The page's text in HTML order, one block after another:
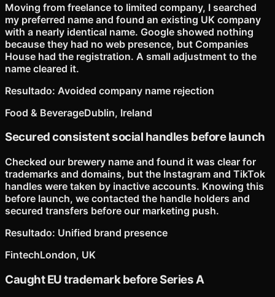
Moving from freelance to limited company, I searched
my preferred name and found an existing UK company
with a nearly identical name. Google showed nothing
because they had no web presence, but Companies
House had the registration. A small adjustment to the
name cleared it.
Resultado: Avoided company name rejection
Food & BeverageDublin, Ireland
Secured consistent social handles before launch
Checked our brewery name and found it was clear for
trademarks and domains, but the Instagram and TikTok
handles were taken by inactive accounts. Knowing this
before launch, we contacted the handle holders and
secured transfers before our marketing push.
Resultado: Unified brand presence
FintechLondon, UK
Caught EU trademark before Series A